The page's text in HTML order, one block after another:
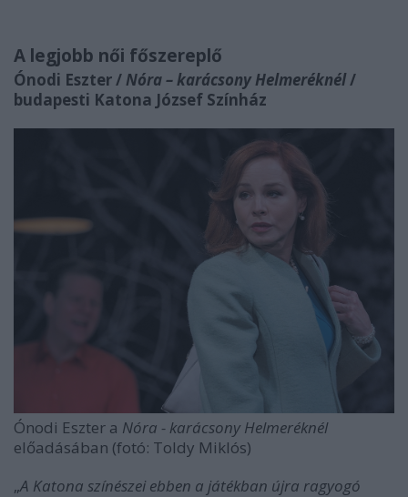
A legjobb női főszereplő
Ónodi Eszter /Nóra – karácsony Helmeréknél/
budapesti Katona József Színház
Ónodi Eszter a Nóra - karácsony Helmeréknél
előadásában (fotó: Toldy Miklós)
„A Katona színészei ebben a játékban újra ragyogó